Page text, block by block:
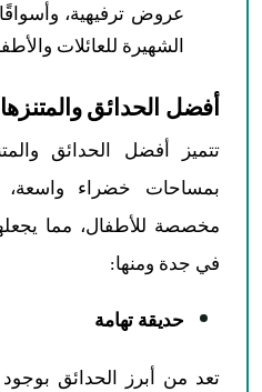
عروض ترفيهية،
الشهيرة للعائلات
أفضل الحدائق
تتميز أفضل الحدائق
بمساحات خضراء واسعة،
مخصصة للأطفال، مما
في جدة ومنها:
حديقة تهامة
تعد من أبرز الحدائق